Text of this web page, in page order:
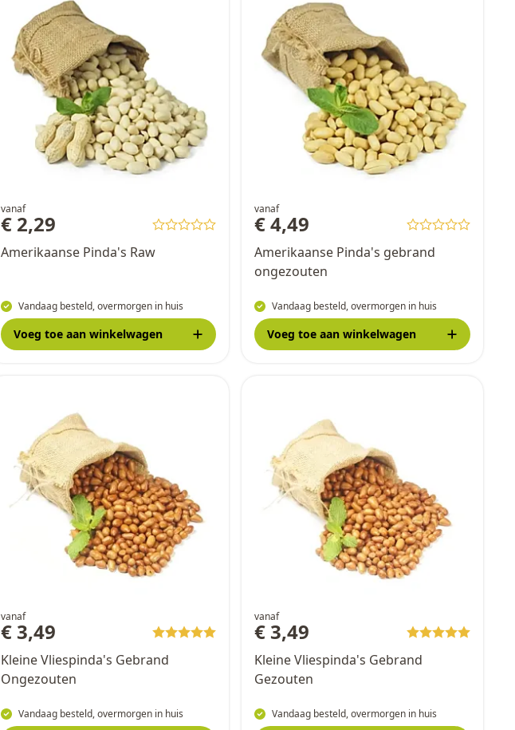
vanaf
€ 2,29
Amerikaanse Pinda's Raw
Vandaag besteld, overmorgen in huis
Voeg toe aan winkelwagen
vanaf
€ 4,49
Amerikaanse Pinda's gebrand
ongezouten
Vandaag besteld, overmorgen in huis
Voeg toeaan winkelwagen
vanaf
€ 3,49
Kleine Vliespinda's Gebrand
Ongezouten
Vandaag besteld, overmorgen in huis
vanaf
€ 3,49
Kleine Vliespinda's Gebrand
Gezouten
Vandaag besteld, overmorgen in huis